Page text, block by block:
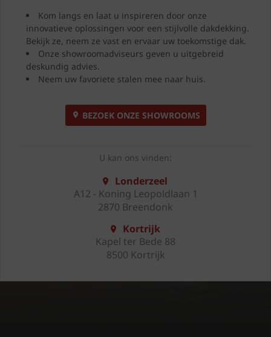
Kom langs en laat u inspireren door onze
innovatieve oplossingen voor een stijlvolle dakdekking.
Bekijk ze, neem ze vast en ervaar uw toekomstige dak.
Onze showroomadviseurs geven u uitgebreid
deskundig advies.
Neem uw favoriete stalen mee naar huis.
BEZOEK ONZE SHOWROOMS
U kan ons vinden:
Londerzeel
A12 - Koning Leopoldlaan 1
2870 Breendonk
Kortrijk
Kapel ter Bede 88
8500 Kortrijk